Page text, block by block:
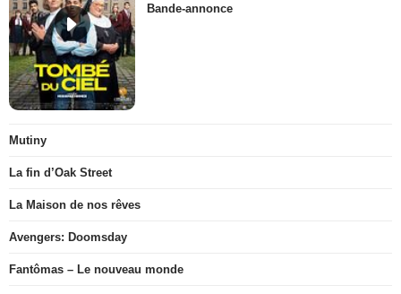
Bande-annonce
Mutiny
La fin d’Oak Street
La Maison de nos rêves
Avengers: Doomsday
Fantômas – Le nouveau monde